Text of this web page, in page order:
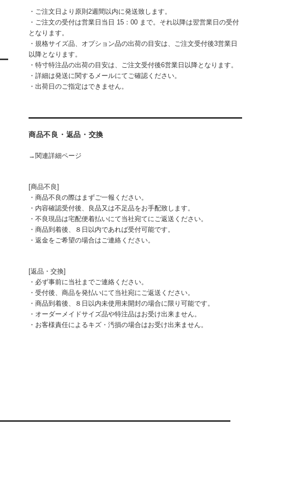
・ご注文日より原則2週間以内に発送致します。
・ご注文の受付は営業日当日 15：00 まで。それ以降は翌営業日の受付
となります。
・規格サイズ品、オプション品の出荷の目安は、ご注文受付後3営業日
以降となります。
・特寸特注品の出荷の目安は、ご注文受付後6営業日以降となります。
・詳細は発送に関するメールにてご確認ください。
・出荷日のご指定はできません。
商品不良・返品・交換
→関連詳細ページ
[商品不良]
・商品不良の際はまずご一報ください。
・内容確認受付後、良品又は不足品をお手配致します。
・不良現品は宅配便着払いにて当社宛てにご返送ください。
・商品到着後、８日以内であれば受付可能です。
・返金をご希望の場合はご連絡ください。
[返品・交換]
・必ず事前に当社までご連絡ください。
・受付後、商品を発払いにて当社宛にご返送ください。
・商品到着後、８日以内未使用未開封の場合に限り可能です。
・オーダーメイドサイズ品や特注品はお受け出来ません。
・お客様責任によるキズ・汚損の場合はお受け出来ません。